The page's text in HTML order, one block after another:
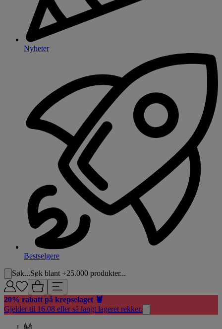
Nyheter
Bestselgere
Søk...Søk blant +25.000 produkter...
20% rabatt på krepselaget 🦞
Gjelder til 16.08 eller så langt lageret rekker.